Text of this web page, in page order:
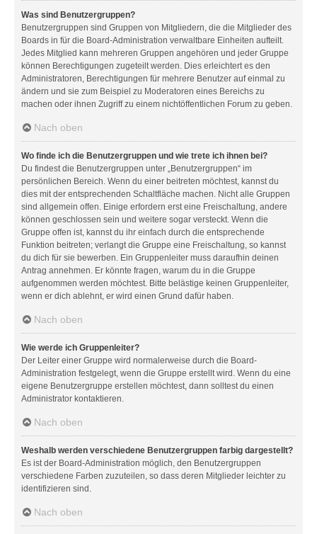
Was sind Benutzergruppen?
Benutzergruppen sind Gruppen von Mitgliedern, die die Mitglieder des
Boards in für die Board-Administration verwaltbare Einheiten aufteilt.
Jedes Mitglied kann mehreren Gruppen angehören und jeder Gruppe
können Berechtigungen zugeteilt werden. Dies erleichtert es den
Administratoren, Berechtigungen für mehrere Benutzer auf einmal zu
ändern und sie zum Beispiel zu Moderatoren eines Bereichs zu
machen oder ihnen Zugriff zu einem nichtöffentlichen Forum zu geben.
Nach oben
Wo finde ich die Benutzergruppen und wie trete ich ihnen bei?
Du findest die Benutzergruppen unter „Benutzergruppen“ im
persönlichen Bereich. Wenn du einer beitreten möchtest, kannst du
dies mit der entsprechenden Schaltfläche machen. Nicht alle Gruppen
sind allgemein offen. Einige erfordern erst eine Freischaltung, andere
können geschlossen sein und weitere sogar versteckt. Wenn die
Gruppe offen ist, kannst du ihr einfach durch die entsprechende
Funktion beitreten; verlangt die Gruppe eine Freischaltung, so kannst
du dich für sie bewerben. Ein Gruppenleiter muss daraufhin deinen
Antrag annehmen. Er könnte fragen, warum du in die Gruppe
aufgenommen werden möchtest. Bitte belästige keinen Gruppenleiter,
wenn er dich ablehnt, er wird einen Grund dafür haben.
Nach oben
Wie werde ich Gruppenleiter?
Der Leiter einer Gruppe wird normalerweise durch die Board-
Administration festgelegt, wenn die Gruppe erstellt wird. Wenn du eine
eigene Benutzergruppe erstellen möchtest, dann solltest du einen
Administrator kontaktieren.
Nach oben
Weshalb werden verschiedene Benutzergruppen farbig dargestellt?
Es ist der Board-Administration möglich, den Benutzergruppen
verschiedene Farben zuzuteilen, so dass deren Mitglieder leichter zu
identifizieren sind.
Nach oben